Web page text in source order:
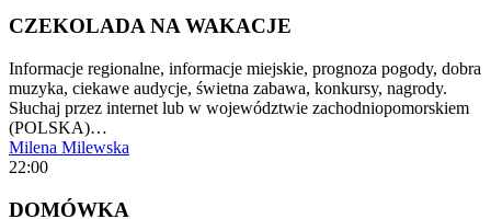
CZEKOLADA NA WAKACJE
Informacje regionalne, informacje miejskie, prognoza pogody, dobra
muzyka, ciekawe audycje, świetna zabawa, konkursy, nagrody.
Słuchaj przez internet lub w województwie zachodniopomorskiem
(POLSKA)…
Milena Milewska
22:00
DOMÓWKA